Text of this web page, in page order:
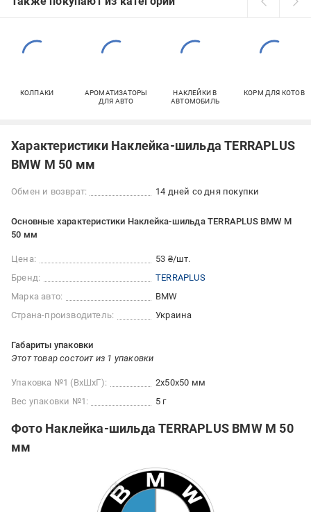
КОЛПАКИ
АРОМАТИЗАТОРЫ
ДЛЯ АВТО
НАКЛЕЙКИ В
АВТОМОБИЛЬ
КОРМ ДЛЯ КОТОВ
Характеристики Наклейка-шильда TERRAPLUS
BMW M 50 мм
Обмен и возврат: 14 дней со дня покупки
Основные характеристики Наклейка-шильда TERRAPLUS BMW M
50 мм
Цена:
53 ₴/шт.
Бренд:
TERRAPLUS
Марка авто:
BMW
Страна-производитель:
Украина
Габариты упаковки
Этот товар состоит из 1 упаковки
Упаковка №1 (ВхШхГ):
2x50x50 мм
Вес упаковки №1:
5 г
Фото Наклейка-шильда TERRAPLUS BMW M 50
мм